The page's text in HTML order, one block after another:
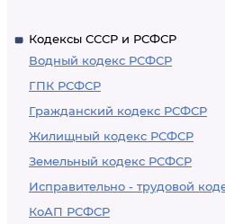
Кодексы СССР и РСФСР
Водный кодекс РСФСР
ГПК РСФСР
Гражданский кодекс РСФСР
Жилищный кодекс РСФСР
Земельный кодекс РСФСР
Исправительно - трудовой
КоАП РСФСР